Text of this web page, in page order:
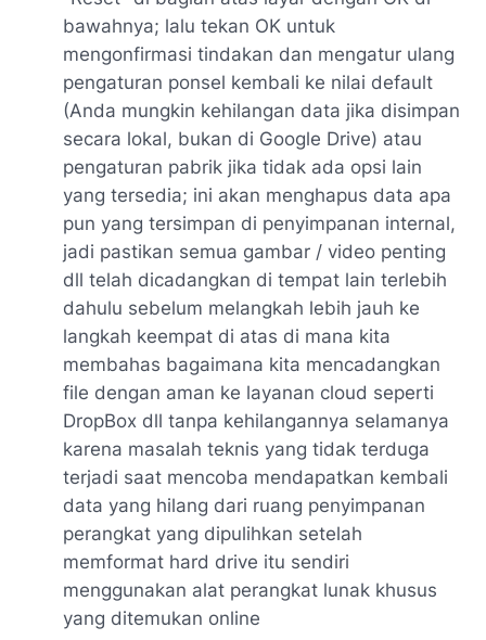
bawahnya; lalu tekan OK untuk
mengonfirmasi tindakan dan mengatur ulang
pengaturan ponsel kembali ke nilai default
(Anda mungkin kehilangan data jika disimpan
secara lokal, bukan di Google Drive) atau
pengaturan pabrik jika tidak ada opsi lain
yang tersedia; ini akan menghapus data apa
pun yang tersimpan di penyimpanan internal,
jadi pastikan semua gambar / video penting
dll telah dicadangkan di tempat lain terlebih
dahulu sebelum melangkah lebih jauh ke
langkah keempat di atas di mana kita
membahas bagaimana kita mencadangkan
file dengan aman ke layanan cloud seperti
DropBox dll tanpa kehilangannya selamanya
karena masalah teknis yang tidak terduga
terjadi saat mencoba mendapatkan kembali
data yang hilang dari ruang penyimpanan
perangkat yang dipulihkan setelah
memformat hard drive itu sendiri
menggunakan alat perangkat lunak khusus
yang ditemukan online